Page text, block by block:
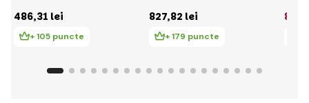
486,31 lei
+ 105 puncte
827,82 lei
+ 179 puncte
827